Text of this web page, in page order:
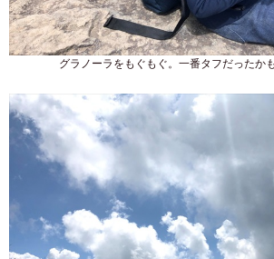
グラノーラをもぐもぐ。一番タフだったか